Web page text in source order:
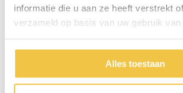
informatie die u aan ze heeft verstrekt
verzameld op basis van uw gebruik van
Alles toestaan
Persoonlijkadviesop